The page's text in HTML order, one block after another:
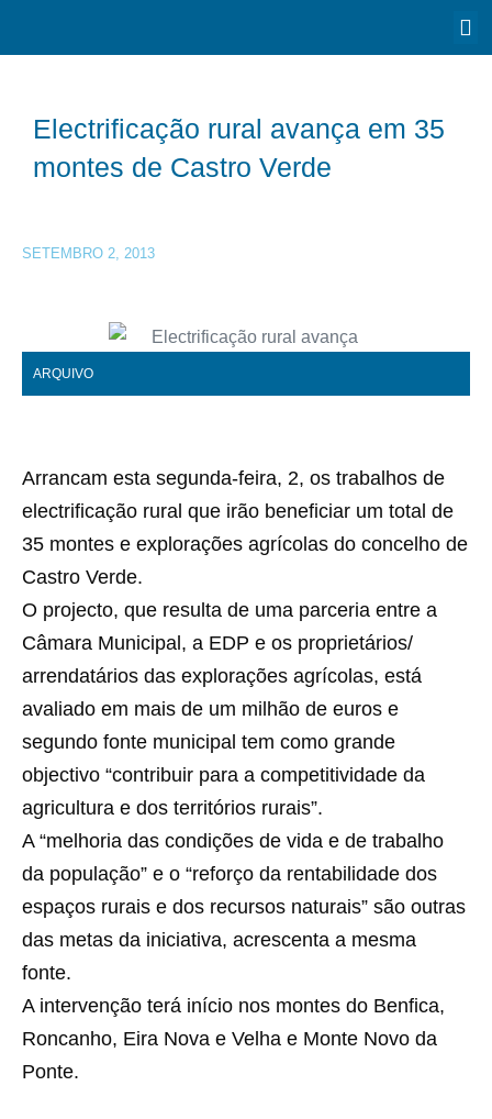
Electrificação rural avança em 35
montes de Castro Verde
SETEMBRO 2, 2013
ARQUIVO
Arrancam esta segunda-feira, 2, os trabalhos de
electrificação rural que irão beneficiar um total de
35 montes e explorações agrícolas do concelho de
Castro Verde.
O projecto, que resulta de uma parceria entre a
Câmara Municipal, a EDP e os proprietários/
arrendatários das explorações agrícolas, está
avaliado em mais de um milhão de euros e
segundo fonte municipal tem como grande
objectivo “contribuir para a competitividade da
agricultura e dos territórios rurais”.
A “melhoria das condições de vida e de trabalho
da população” e o “reforço da rentabilidade dos
espaços rurais e dos recursos naturais” são outras
das metas da iniciativa, acrescenta a mesma
fonte.
A intervenção terá início nos montes do Benfica,
Roncanho, Eira Nova e Velha e Monte Novo da
Ponte.